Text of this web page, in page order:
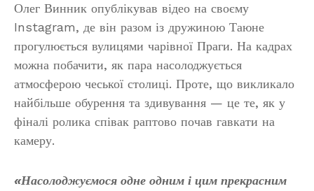
Олег Винник опублікував відео на своєму
Instagram, де він разом із дружиною Таюне
прогулюється вулицями чарівної Праги. На кадрах
можна побачити, як пара насолоджується
атмосферою чеської столиці. Проте, що викликало
найбільше обурення та здивування — це те, як у
фіналі ролика співак раптово почав гавкати на
камеру.
«Насолоджуємося одне одним і цим прекрасним